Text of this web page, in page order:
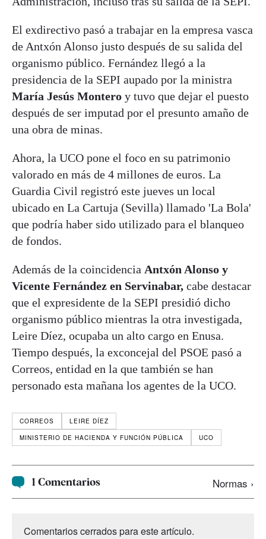
El exdirectivo pasó a trabajar en la empresa vasca
de Antxón Alonso justo después de su salida del
organismo público. Fernández llegó a la
presidencia de la SEPI aupado por la ministra
María Jesús Montero y tuvo que dejar el puesto
después de ser imputad por el presunto amaño de
una obra de minas.
Ahora, la UCO pone el foco en su patrimonio
valorado en más de 4 millones de euros. La
Guardia Civil registró este jueves un local
ubicado en La Cartuja (Sevilla) llamado 'La Bola'
que podría haber sido utilizado para el blanqueo
de fondos.
Además de la coincidencia Antxón Alonso y
Vicente Fernández en Servinabar, cabe destacar
que el expresidente de la SEPI presidió dicho
organismo público mientras la otra investigada,
Leire Díez, ocupaba un alto cargo en Enusa.
Tiempo después, la exconcejal del PSOE pasó a
Correos, entidad en la que también se han
personado esta mañana los agentes de la UCO.
CORREOS
LEIRE DÍEZ
MINISTERIO DE HACIENDA Y FUNCIÓN PÚBLICA
UCO
1 Comentarios Normas ›
Comentarios cerrados para este artículo.